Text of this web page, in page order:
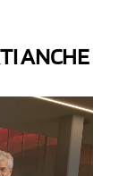
ANCHE